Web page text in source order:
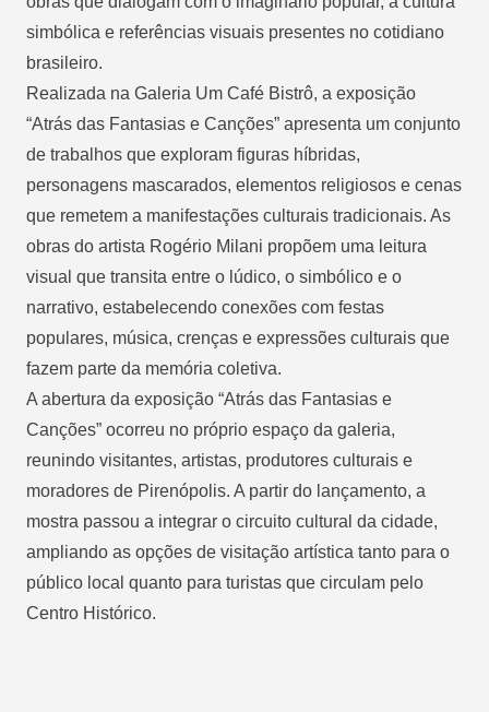
simbólica e referências visuais presentes no cotidiano
brasileiro.
Realizada na Galeria Um Café Bistrô, a exposição
“Atrás das Fantasias e Canções” apresenta um conjunto
de trabalhos que exploram figuras híbridas,
personagens mascarados, elementos religiosos e cenas
que remetem a manifestações culturais tradicionais. As
obras do artista Rogério Milani propõem uma leitura
visual que transita entre o lúdico, o simbólico e o
narrativo, estabelecendo conexões com festas
populares, música, crenças e expressões culturais que
fazem parte da memória coletiva.
A abertura da exposição “Atrás das Fantasias e
Canções” ocorreu no próprio espaço da galeria,
reunindo visitantes, artistas, produtores culturais e
moradores de Pirenópolis. A partir do lançamento, a
mostra passou a integrar o circuito cultural da cidade,
ampliando as opções de visitação artística tanto para o
público local quanto para turistas que circulam pelo
Centro Histórico.